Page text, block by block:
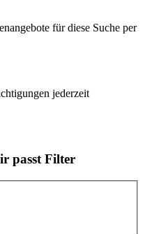
für diese Suche per
jederzeit
passt Filter